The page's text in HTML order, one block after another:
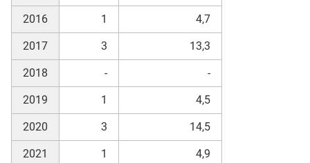
2016 1 4,7
2017 3 13,3
2018 - -
2019 1 4,5
2020 3 14,5
2021 1 4,9